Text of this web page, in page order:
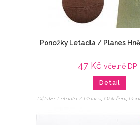
Ponožky Letadla / Planes
47 Kč včetně
Detail
Dětské Letadla / Planes Oblečení,